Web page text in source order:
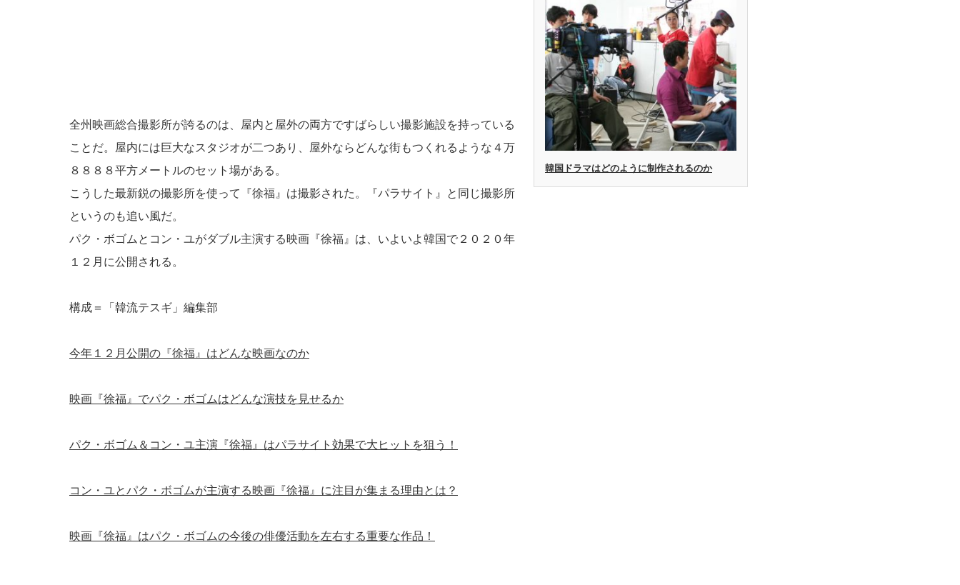
全州映画総合撮影所が誇るのは、屋内と屋外の両方ですばらしい撮影施設を持っている
ことだ。屋内には巨大なスタジオが二つあり、屋外ならどんな街もつくれるような４万
８８８８平方メートルのセット場がある。
こうした最新鋭の撮影所を使って『徐福』は撮影された。『パラサイト』と同じ撮影所
というのも追い風だ。
パク・ボゴムとコン・ユがダブル主演する映画『徐福』は、いよいよ韓国で２０２０年
１２月に公開される。
構成＝「韓流テスギ」編集部
今年１２月公開の『徐福』はどんな映画なのか
映画『徐福』でパク・ボゴムはどんな演技を見せるか
パク・ボゴム＆コン・ユ主演『徐福』はパラサイト効果で大ヒットを狙う！
コン・ユとパク・ボゴムが主演する映画『徐福』に注目が集まる理由とは？
映画『徐福』はパク・ボゴムの今後の俳優活動を左右する重要な作品！
韓国ドラマはどのように制作されるのか